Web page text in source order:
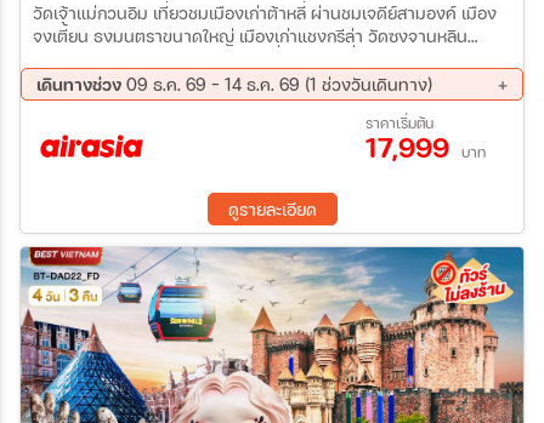
วัดเจ้าแม่กวนอิม เที่ยวชมเมืองเก่าต้าหลี่ ผ่านชมเจดีย์สามองค์ เมือง
จงเตี้ยน ธงมนตราขนาดใหญ่ เมืองเก่าแชงกรีล่า วัดซงจานหลิน
เมืองเก่าลี่เจียง อุทยานภูเขาหิมะมังกรหยก (รวมกระเช้าไป-กลับ) โชว์
จางอี้โหมว ไป๋สุ่ยเหอ (รวมรถแบตเตอรี่) Yun Ti AN Cafe` นั่งรถไฟ
ทองไก่หยก Pop Mart ถนนคนเดินหนานผิงเจีย สวนน้ำตกคุนหมิง
เดินทางช่วง 09 ธ.ค. 69 - 14 ธ.ค. 69 (1 ช่วงวันเดินทาง)
ราคาเริ่มต้น
17,999 บาท
ดูรายละเอียด